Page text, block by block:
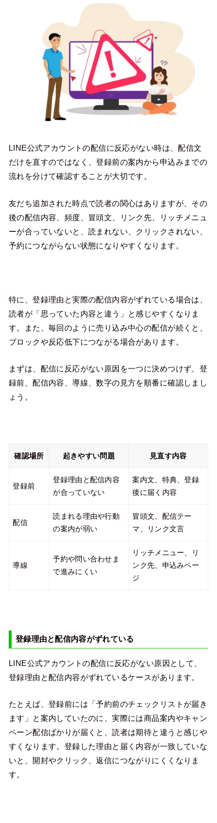
LINE公式アカウントの配信に反応がない時は、配信文
だけを直すのではなく、登録前の案内から申込みまでの
流れを分けて確認することが大切です。
友だち追加された時点で読者の関心はありますが、その
後の配信内容、頻度、冒頭文、リンク先、リッチメニュ
ーが合っていないと、読まれない、クリックされない、
予約につながらない状態になりやすくなります。
特に、登録理由と実際の配信内容がずれている場合は、
読者が「思っていた内容と違う」と感じやすくなりま
す。また、毎回のように売り込み中心の配信が続くと、
ブロックや反応低下につながる場合があります。
まずは、配信に反応がない原因を一つに決めつけず、登
録前、配信内容、導線、数字の見方を順番に確認しまし
ょう。
確認場所 起きやすい問題 見直す内容
登録前
登録理由と配信内容
が合っていない
案内文、特典、登録
後に届く内容
配信
読まれる理由や行動
の案内が弱い
冒頭文、配信テー
マ、リンク文言
導線
予約や問い合わせま
で進みにくい
リッチメニュー、リ
ンク先、申込みペー
ジ
登録理由と配信内容がずれている
LINE公式アカウントの配信に反応がない原因として、
登録理由と配信内容がずれているケースがあります。
たとえば、登録前には「予約前のチェックリストが届き
ます」と案内していたのに、実際には商品案内やキャン
ペーン配信ばかりが届くと、読者は期待と違うと感じや
すくなります。登録した理由と届く内容が一致していな
いと、開封やクリック、返信につながりにくくなりま
す。